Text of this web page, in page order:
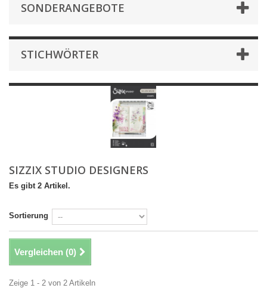
SONDERANGEBOTE
STICHWÖRTER
SIZZIX STUDIO DESIGNERS
Es gibt 2 Artikel.
Sortierung
Vergleichen (0)
Zeige 1 - 2 von 2 Artikeln